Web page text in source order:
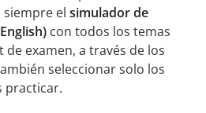
el simulador de
con todos los temas
de examen, a través de los
seleccionar solo los
practicar.